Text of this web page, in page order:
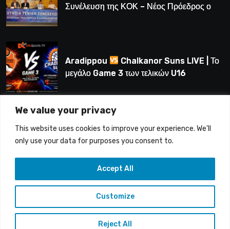
We value your privacy
This website uses cookies to improve your experience. We'll
only use your data for purposes you consent to.
Customize
Reject All
Accept All
Συνέλευση της ΚΟΚ – Νέος Πρόεδρος ο
Aradippou
Chalkanor Suns LIVE | Το
μεγάλο Game 3 των τελικών U16
LIVE | Ύδρα Ασφαλιστική ΕΝΑΔ vs
Άτλαντας Πάφου
Copyright © 2015-26 Alfasports TV | Production of
UnitrustMedia | Contacts: info@alfasports.tv